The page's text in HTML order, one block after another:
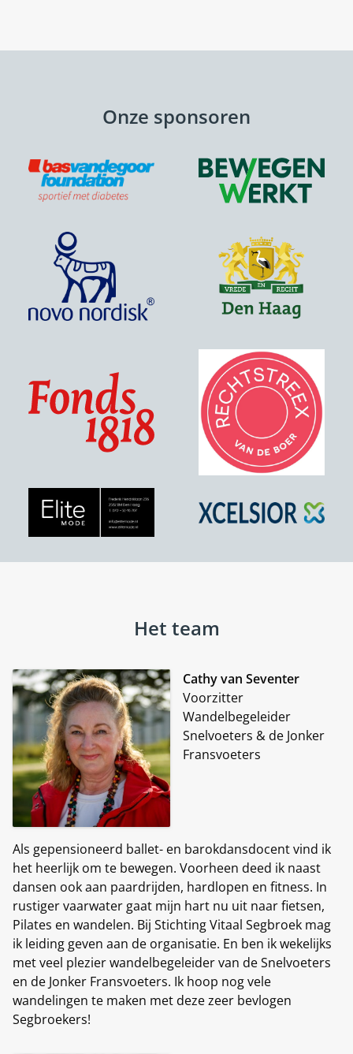
Onze sponsoren
Het team
Cathy van Seventer
Voorzitter
Wandelbegeleider
Snelvoeters & de Jonker
Fransvoeters
Als gepensioneerd ballet- en barokdansdocent vind ik
het heerlijk om te bewegen. Voorheen deed ik naast
dansen ook aan paardrijden, hardlopen en fitness. In
rustiger vaarwater gaat mijn hart nu uit naar fietsen,
Pilates en wandelen. Bij Stichting Vitaal Segbroek mag
ik leiding geven aan de organisatie. En ben ik wekelijks
met veel plezier wandelbegeleider van de Snelvoeters
en de Jonker Fransvoeters. Ik hoop nog vele
wandelingen te maken met deze zeer bevlogen
Segbroekers!